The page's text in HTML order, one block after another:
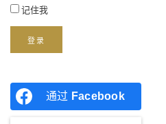
记住我
登录
通过 Facebook